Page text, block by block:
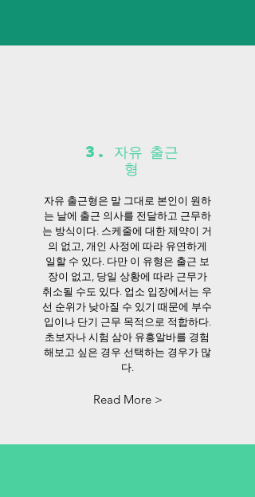
3. 자유 출근
형
자유 출근형은 말 그대로 본인이 원하
는 날에 출근 의사를 전달하고 근무하
는 방식이다. 스케줄에 대한 제약이 거
의 없고, 개인 사정에 따라 유연하게
일할 수 있다. 다만 이 유형은 출근 보
장이 없고, 당일 상황에 따라 근무가
취소될 수도 있다. 업소 입장에서는 우
선 순위가 낮아질 수 있기 때문에 부수
입이나 단기 근무 목적으로 적합하다.
초보자나 시험 삼아 유흥알바를 경험
해보고 싶은 경우 선택하는 경우가 많
다.
Read More >